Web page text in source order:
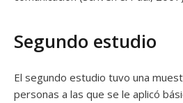
Segundo estudio
El segundo estudio tuvo una
personas a las que se le aplicó